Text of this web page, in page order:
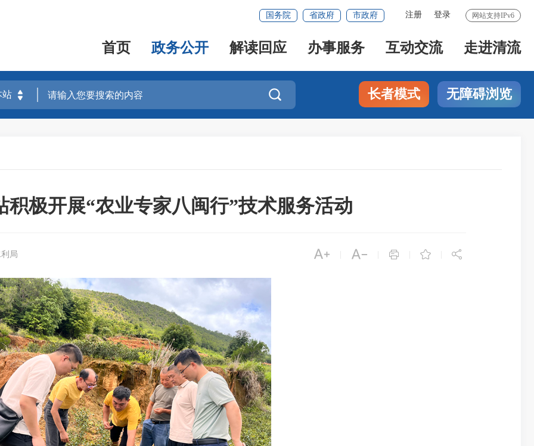
网站支持IPv6
注册 登录
国务院 省政府 市政府
首页 政务公开 解读回应 办事服务 互动交流 走进清流
 长者模式 无障碍浏览
积极开展“农业专家八闽行”技术服务活动
局     